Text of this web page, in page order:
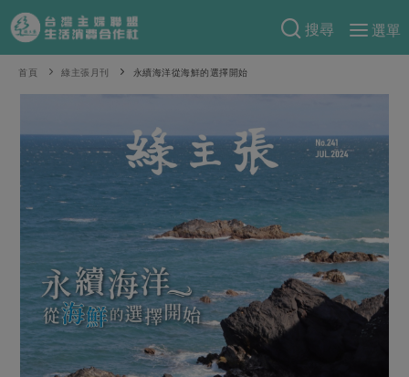
搜尋
選單
產品分類
一籃菜 當令水果
蕈菇類
辛香料類
奶蛋豆・五穀
乳製品
豆製品 米麵雜糧
食材
米食
麵食
海鮮
常備菜
蔬食
特別企畫
預購活動
把最好的台灣味帶回家！
防災用品預購圓滿結束
2026年端午節預購圓滿結束
更多預購活動
綠主張
觀點文章
主婦食堂 一籃菜真心話
社內大小事 合作聯合國
產品故事 生活提案
關於合作社
認識合作社
關於我們
合作社組織
重要公告
首頁 綠主張月刊 永續海洋從海鮮的選擇開始